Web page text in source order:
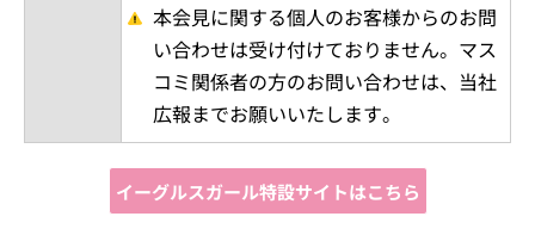
本会見に関する個人のお客様からのお問
い合わせは受け付けておりません。マス
コミ関係者の方のお問い合わせは、当社
広報までお願いいたします。
イーグルスガール特設サイトはこちら